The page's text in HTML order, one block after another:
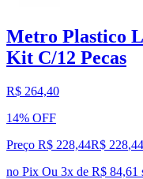
Metro Plastico
Kit C/12 Pecas
R$ 264,40
14% OFF
Preço R$ 228,44R$ 228,44
no Pix Ou 3x de R$ 84,61